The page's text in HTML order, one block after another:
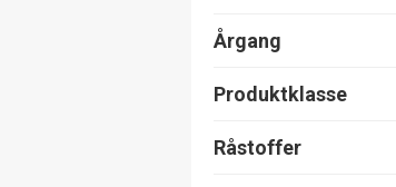
Årgang
Produktklasse
Råstoffer